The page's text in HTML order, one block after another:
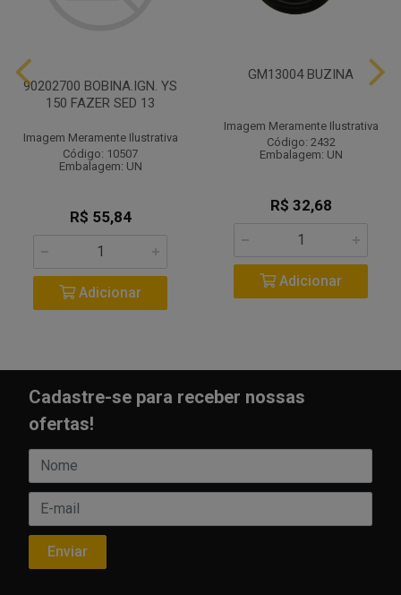
90202700 BOBINA.IGN. YS
150 FAZER SED 13
Imagem Meramente Ilustrativa
Código: 10507
Embalagem: UN
R$ 55,84
Adicionar
GM13004 BUZINA
Imagem Meramente Ilustrativa
Código: 2432
Embalagem: UN
R$ 32,68
Adicionar
Cadastre-se para receber nossas
ofertas!